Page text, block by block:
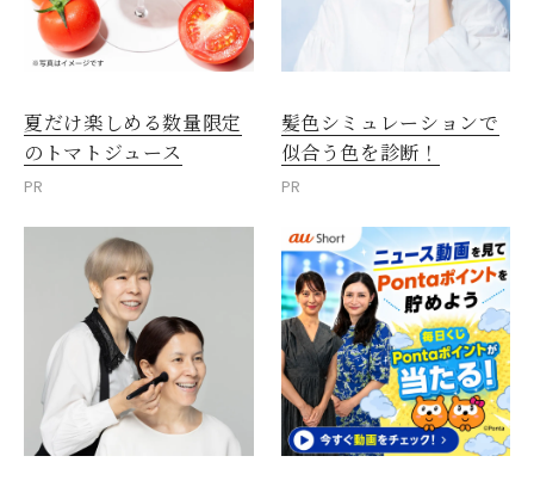
夏だけ楽しめる数量限定
のトマトジュース
PR
髪色シミュレーションで
似合う色を診断！
PR